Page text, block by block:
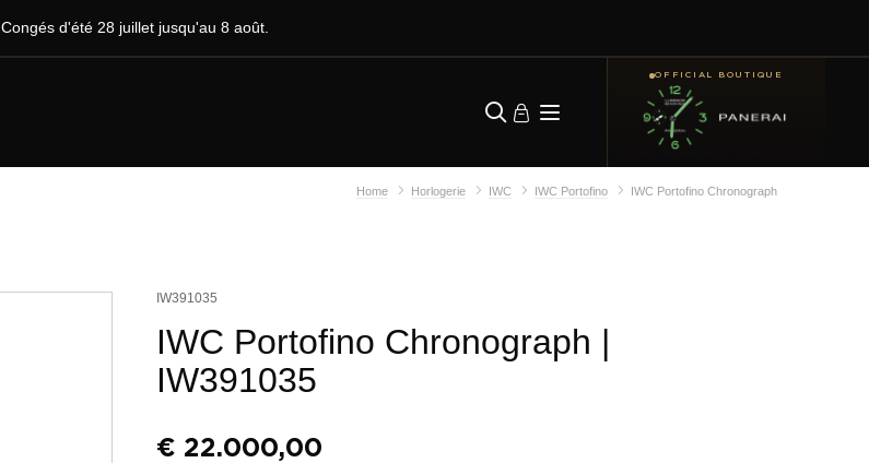
Congés d'été 28 juillet jusqu'au 8 août.
OFFICIAL BOUTIQUE
Home Horlogerie IWC IWC Portofino IWC Portofino Chronograph
IW391035
IWC Portofino Chronograph |
IW391035
€ 22.000,00